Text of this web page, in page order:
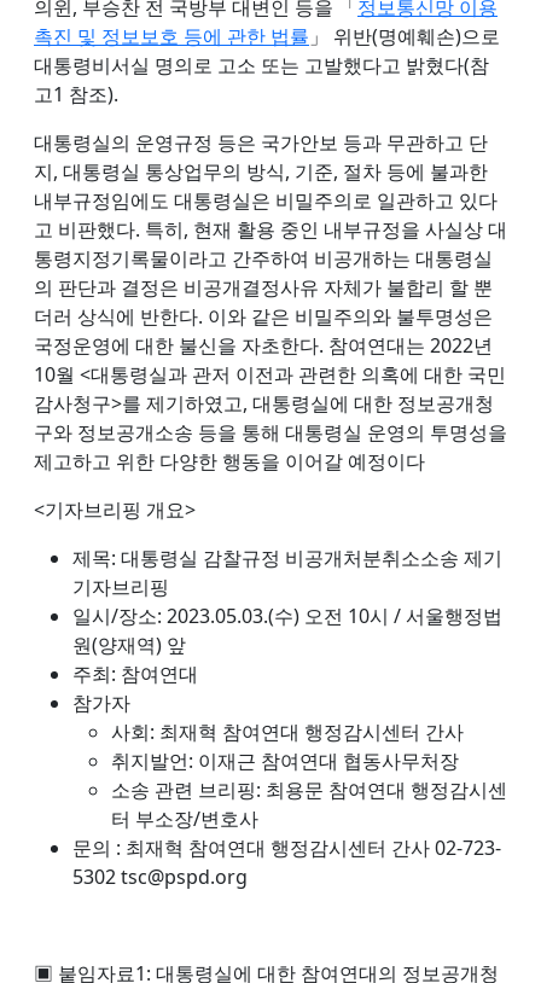
의윈, 부승찬 전 국방부 대변인 등을 「 정보통신망 이용
촉진 및 정보보호 등에 관한 법률 」 위반(명예훼손)으로
대통령비서실 명의로 고소 또는 고발했다고 밝혔다(참
고1 참조).
대통령실의 운영규정 등은 국가안보 등과 무관하고 단
지, 대통령실 통상업무의 방식, 기준, 절차 등에 불과한
내부규정임에도 대통령실은 비밀주의로 일관하고 있다
고 비판했다. 특히, 현재 활용 중인 내부규정을 사실상 대
통령지정기록물이라고 간주하여 비공개하는 대통령실
의 판단과 결정은 비공개결정사유 자체가 불합리 할 뿐
더러 상식에 반한다. 이와 같은 비밀주의와 불투명성은
국정운영에 대한 불신을 자초한다. 참여연대는 2022년
10월 <대통령실과 관저 이전과 관련한 의혹에 대한 국민
감사청구>를 제기하였고, 대통령실에 대한 정보공개청
구와 정보공개소송 등을 통해 대통령실 운영의 투명성을
제고하고 위한 다양한 행동을 이어갈 예정이다
<기자브리핑 개요>
제목: 대통령실 감찰규정 비공개처분취소소송 제기
기자브리핑
일시/장소: 2023.05.03.(수) 오전 10시 / 서울행정법
원(양재역) 앞
주최: 참여연대
참가자
사회: 최재혁 참여연대 행정감시센터 간사
취지발언: 이재근 참여연대 협동사무처장
소송 관련 브리핑: 최용문 참여연대 행정감시센
터 부소장/변호사
문의 : 최재혁 참여연대 행정감시센터 간사 02-723-
5302 tsc@pspd.org
▣ 붙임자료1: 대통령실에 대한 참여연대의 정보공개청